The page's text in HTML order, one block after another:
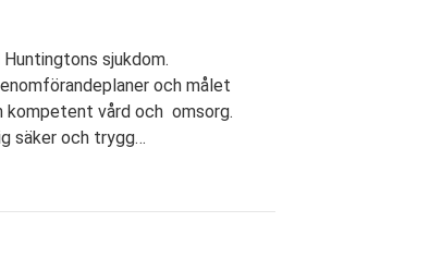
sjukdom.
och målet
kompetent vård och omsorg.
säker och trygg…
04-15)